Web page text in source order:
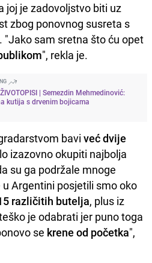
joj je zadovoljstvo biti uz
zbog ponovnog susreta s
sam sretna što ću opet
", rekla je.
| Semezdin Mehmedinović:
kutija s drvenim bojicama
bavi već dvije
izazovno okupiti najbolja
su ga podržale mnoge
Argentini posjetili smo oko
različitih butelja, plus iz
je odabrati jer puno toga
se krene od početka",